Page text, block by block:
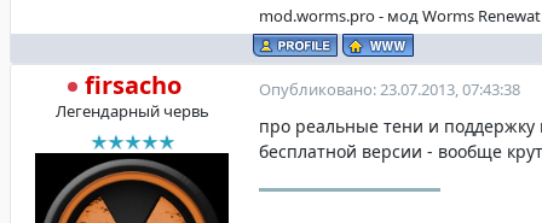
mod.worms.pro - мод Worms
firsacho
Легендарный червь
Опубликовано: 23.07.2013, 07:43:38
про реальные тени и
бесплатной версии - вообще